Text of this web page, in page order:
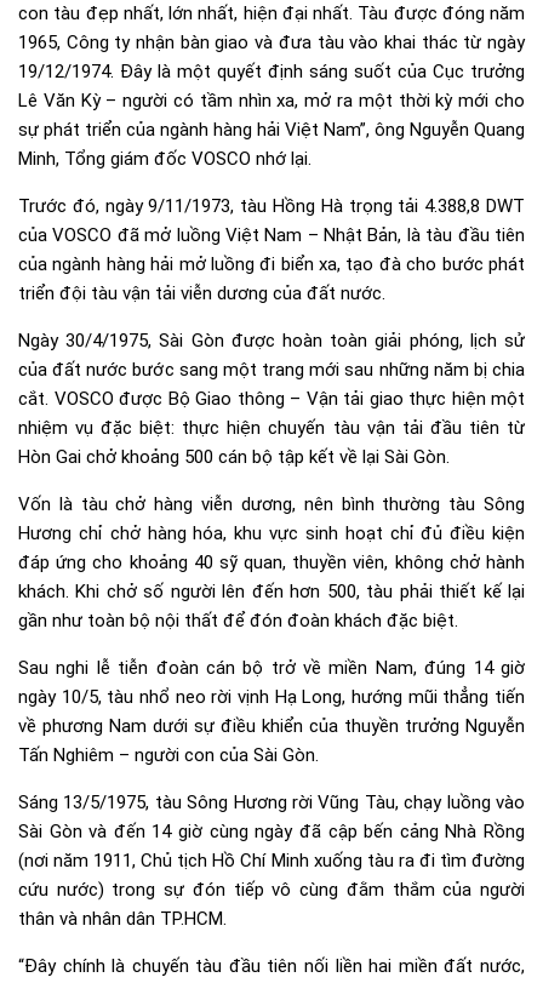
con tàu đẹp nhất, lớn nhất, hiện đại nhất. Tàu được đóng năm
1965, Công ty nhận bàn giao và đưa tàu vào khai thác từ ngày
19/12/1974. Đây là một quyết định sáng suốt của Cục trưởng
Lê Văn Kỳ – người có tầm nhìn xa, mở ra một thời kỳ mới cho
sự phát triển của ngành hàng hải Việt Nam”, ông Nguyễn Quang
Minh, Tổng giám đốc VOSCO nhớ lại.
Trước đó, ngày 9/11/1973, tàu Hồng Hà trọng tải 4.388,8 DWT
của VOSCO đã mở luồng Việt Nam – Nhật Bản, là tàu đầu tiên
của ngành hàng hải mở luồng đi biển xa, tạo đà cho bước phát
triển đội tàu vận tải viễn dương của đất nước.
Ngày 30/4/1975, Sài Gòn được hoàn toàn giải phóng, lịch sử
của đất nước bước sang một trang mới sau những năm bị chia
cắt. VOSCO được Bộ Giao thông – Vận tải giao thực hiện một
nhiệm vụ đặc biệt: thực hiện chuyến tàu vận tải đầu tiên từ
Hòn Gai chở khoảng 500 cán bộ tập kết về lại Sài Gòn.
Vốn là tàu chở hàng viễn dương, nên bình thường tàu Sông
Hương chỉ chở hàng hóa, khu vực sinh hoạt chỉ đủ điều kiện
đáp ứng cho khoảng 40 sỹ quan, thuyền viên, không chở hành
khách. Khi chở số người lên đến hơn 500, tàu phải thiết kế lại
gần như toàn bộ nội thất để đón đoàn khách đặc biệt.
Sau nghi lễ tiễn đoàn cán bộ trở về miền Nam, đúng 14 giờ
ngày 10/5, tàu nhổ neo rời vịnh Hạ Long, hướng mũi thẳng tiến
về phương Nam dưới sự điều khiển của thuyền trưởng Nguyễn
Tấn Nghiêm – người con của Sài Gòn.
Sáng 13/5/1975, tàu Sông Hương rời Vũng Tàu, chạy luồng vào
Sài Gòn và đến 14 giờ cùng ngày đã cập bến cảng Nhà Rồng
(nơi năm 1911, Chủ tịch Hồ Chí Minh xuống tàu ra đi tìm đường
cứu nước) trong sự đón tiếp vô cùng đằm thắm của người
thân và nhân dân TP.HCM.
“Đây chính là chuyến tàu đầu tiên nối liền hai miền đất nước,